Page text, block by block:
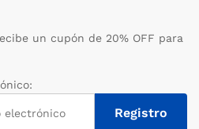
un cupón de 20% OFF para